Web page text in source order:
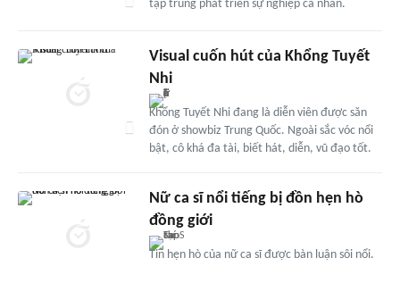
tập trung phát triển sự nghiệp cá nhân.
Visual cuốn hút của Khổng Tuyết
Nhi
Khổng Tuyết Nhi đang là diễn viên được săn
đón ở showbiz Trung Quốc. Ngoài sắc vóc nổi
bật, cô khá đa tài, biết hát, diễn, vũ đạo tốt.
Nữ ca sĩ nổi tiếng bị đồn hẹn hò
đồng giới
Tin hẹn hò của nữ ca sĩ được bàn luận sôi nổi.